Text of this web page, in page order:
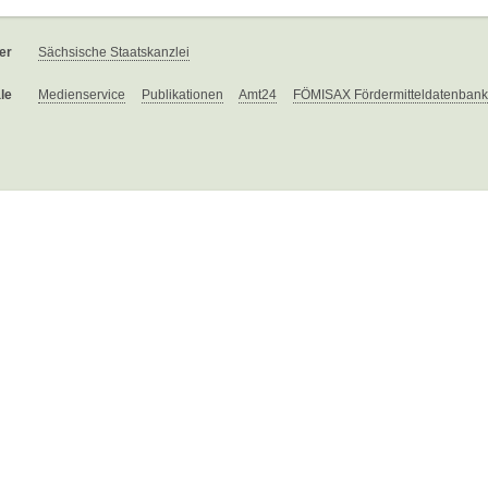
Sächsische Staatskanzlei
Medienservice Publikationen Amt24 FÖMISAX Fördermitteldatenbank